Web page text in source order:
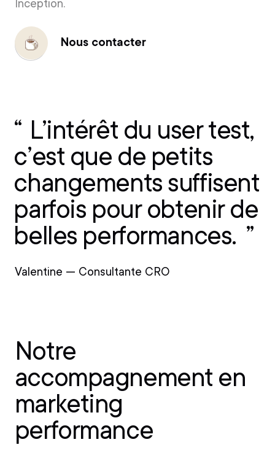
Inception.
Nous contacter
L’intérêt du user test,
c’est que de petits
changements suffisent
parfois pour obtenir de
belles performances.
Valentine — Consultante CRO
Notre
accompagnement en
marketing
performance